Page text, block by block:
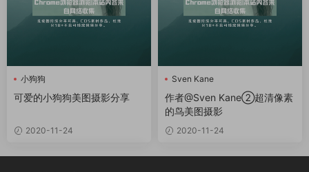
小狗狗
可爱的小狗狗美图摄影分享
2020-11-24
Sven Kane
作者@Sven Kane②超清像素
的鸟美图摄影
2020-11-24